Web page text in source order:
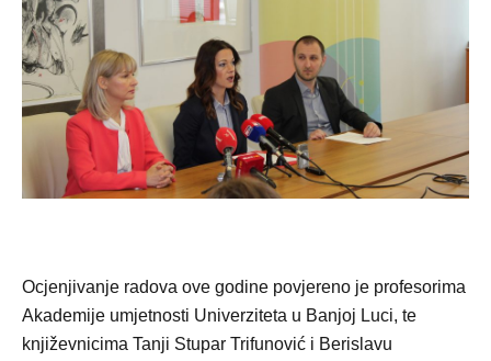
Ocjenjivanje radova ove godine povjereno je profesorima
Akademije umjetnosti Univerziteta u Banjoj Luci, te
književnicima Tanji Stupar Trifunović i Berislavu